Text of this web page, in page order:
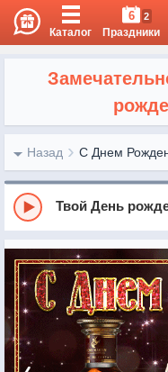
Каталог
6 2
Праздники
Назад С Днем
Твой День